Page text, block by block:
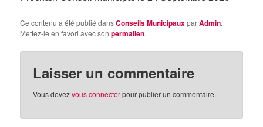
Ce contenu a été publié dansConseils MunicipauxparAdmin.
Mettez-le en favori avec sonpermalien.
Laisser un commentaire
Vous devezvous connecterpour publier un commentaire.